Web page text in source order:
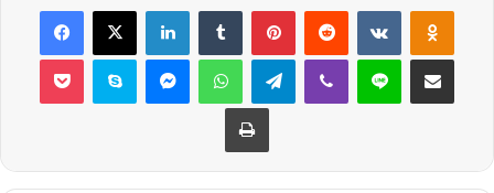
Facebook
X LinkedInTumblr PinterestReddit VKontakte
Pocket Skype MessengerWhatsAppTelegramViber Line E-Posta ile
Yazdır